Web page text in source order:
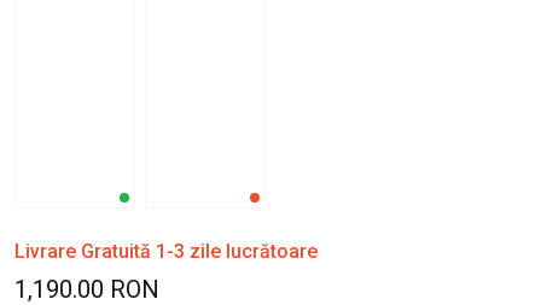
Livrare Gratuită 1-3 zile lucrătoare
1,190.00 RON